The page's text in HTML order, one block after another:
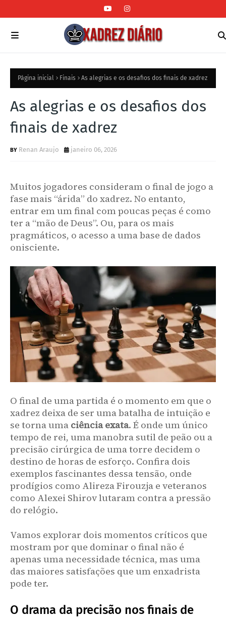
Página inicial Finais As alegrias e os desafios dos finais de xadrez
As alegrias e os desafios dos
finais de xadrez
Renan Araujo janeiro 06, 2026
Muitos jogadores consideram o final de jogo a
fase mais “árida” do xadrez. No entanto,
entrar em um final com poucas peças é como
ter a “mão de Deus”. Ou, para os mais
pragmáticos, o acesso a uma base de dados
onisciente.
O final de uma partida é o momento em que o
xadrez deixa de ser uma batalha de intuição e
se torna uma ciência exata. É onde um único
tempo de rei, uma manobra sutil de peão ou a
precisão cirúrgica de uma torre decidem o
destino de horas de esforço. Confira dois
exemplos fascinantes dessa tensão, onde
prodígios como Alireza Firouzja e veteranos
como Alexei Shirov lutaram contra a pressão
do relógio.
Vamos explorar dois momentos críticos que
mostram por que dominar o final não é
apenas uma necessidade técnica, mas uma
das maiores satisfações que um enxadrista
pode ter.
O drama da precisão nos finais de